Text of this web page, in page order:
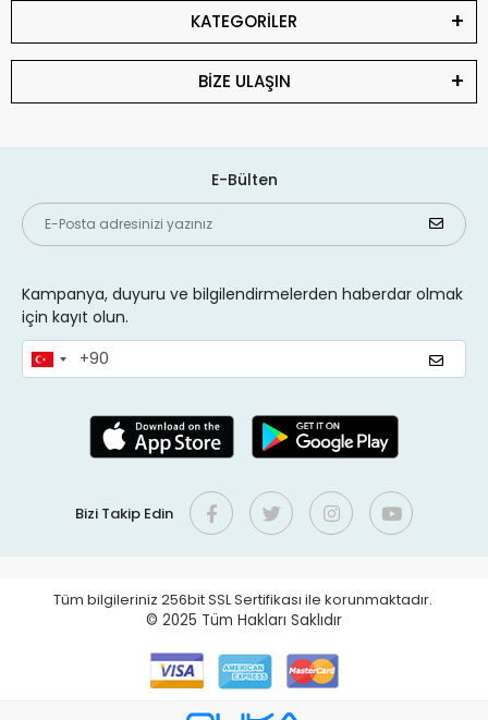
KATEGORİLER
BİZE ULAŞIN
E-Bülten
Kampanya, duyuru ve bilgilendirmelerden haberdar olmak
için kayıt olun.
Bizi Takip Edin
Tüm bilgileriniz 256bit SSL Sertifikası ile korunmaktadır.
© 2025 Tüm Hakları Saklıdır